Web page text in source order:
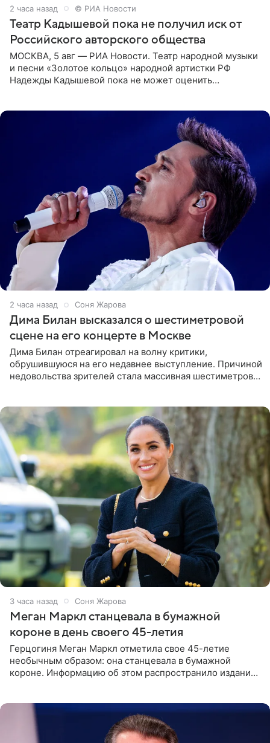
2 часа назад © РИА Новости
Театр Кадышевой пока не получил иск от
Российского авторского общества
МОСКВА, 5 авг — РИА Новости. Театр народной музыки
и песни «Золотое кольцо» народной артистки РФ
Надежды Кадышевой пока не может оценить
2 часа назад Соня Жарова
Дима Билан высказался о шестиметровой
сцене на его концерте в Москве
Дима Билан отреагировал на волну критики,
обрушившуюся на его недавнее выступление. Причиной
недовольства зрителей стала массивная шестиметровая
3 часа назад Соня Жарова
Меган Маркл станцевала в бумажной
короне в день своего 45-летия
Герцогиня Меган Маркл отметила свое 45-летие
необычным образом: она станцевала в бумажной
короне. Информацию об этом распространило издание